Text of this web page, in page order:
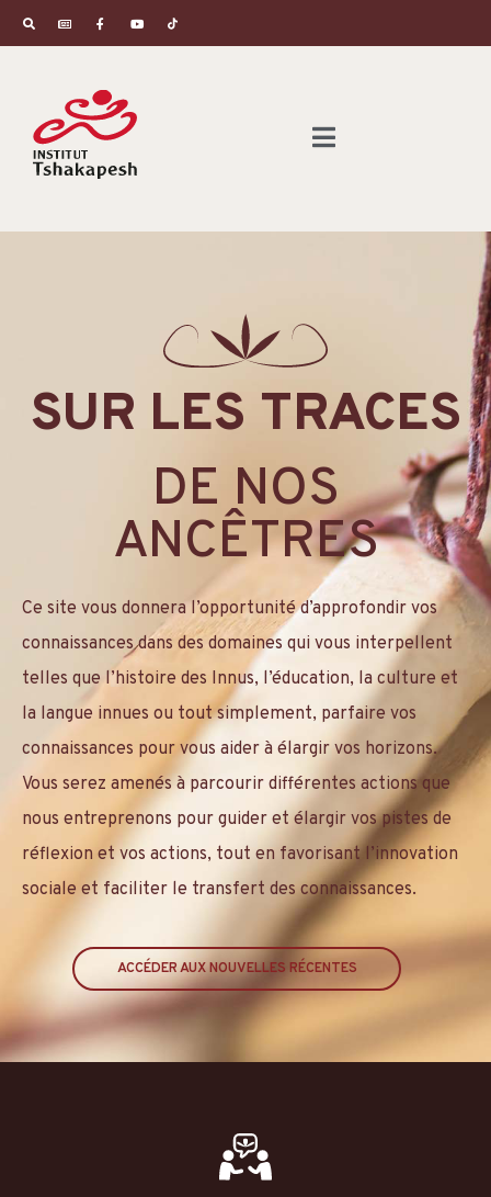
SUR LES TRACES
DE NOS
ANCÊTRES
Ce site vous donnera l’opportunité d’approfondir vos
connaissances dans des domaines qui vous interpellent
telles que l’histoire des Innus, l’éducation, la culture et
la langue innues ou tout simplement, parfaire vos
connaissances pour vous aider à élargir vos horizons.
Vous serez amenés à parcourir différentes actions que
nous entreprenons pour guider et élargir vos pistes de
réflexion et vos actions, tout en favorisant l’innovation
sociale et faciliter le transfert des connaissances.
ACCÉDER AUX NOUVELLES RÉCENTES